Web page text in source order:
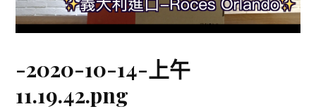
-2020-10-14-上午
11.19.42.png